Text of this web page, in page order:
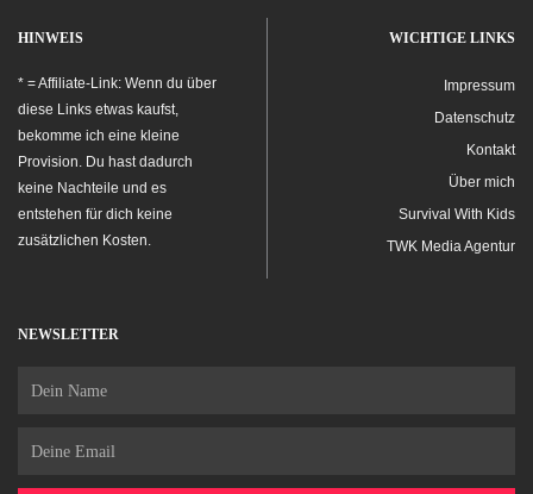
HINWEIS
* = Affiliate-Link: Wenn du über
diese Links etwas kaufst,
bekomme ich eine kleine
Provision. Du hast dadurch
keine Nachteile und es
entstehen für dich keine
zusätzlichen Kosten.
WICHTIGE LINKS
Impressum
Datenschutz
Kontakt
Über mich
Survival With Kids
TWK Media Agentur
NEWSLETTER
Name
Email